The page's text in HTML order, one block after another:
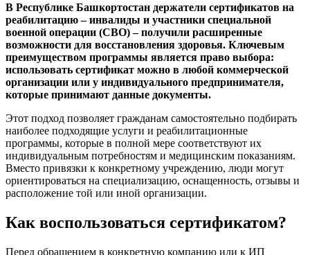
В Республике Башкортостан держатели сертификатов на
реабилитацию – инвалиды и участники специальной
военной операции (СВО) – получили расширенные
возможности для восстановления здоровья. Ключевым
преимуществом программы является право выбора:
использовать сертификат можно в любой коммерческой
организации или у индивидуального предпринимателя,
которые принимают данные документы.
Этот подход позволяет гражданам самостоятельно подбирать
наиболее подходящие услуги и реабилитационные
программы, которые в полной мере соответствуют их
индивидуальным потребностям и медицинским показаниям.
Вместо привязки к конкретному учреждению, люди могут
ориентироваться на специализацию, оснащенность, отзывы и
расположение той или иной организации.
Как воспользоваться сертификатом?
Перед обращением в конкретную компанию или к ИП